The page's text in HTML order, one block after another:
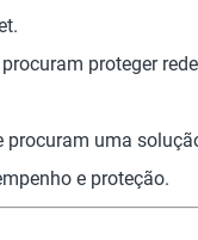
proteger
procuram uma
e proteção.